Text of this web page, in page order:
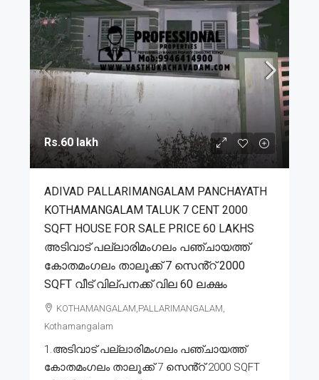
Rs.60 lakh
ADIVAD PALLARIMANGALAM PANCHAYATH
KOTHAMANGALAM TALUK 7 CENT 2000
SQFT HOUSE FOR SALE PRICE 60 LAKHS
അടിവാട് പല്ലാരിമംഗലം പഞ്ചായത്ത്
കോതമംഗലം താലൂക്ക് 7 സെൻ്റ് 2000
SQFT വീട് വില്പനക്ക് വില 60 ലക്ഷം
KOTHAMANGALAM,PALLARIMANGALAM,
Kothamangalam
1.അടിവാട് പല്ലാരിമംഗലം പഞ്ചായത്ത്
കോതമംഗലം താലൂക്ക് 7 സെൻ്റ് 2000 SQFT